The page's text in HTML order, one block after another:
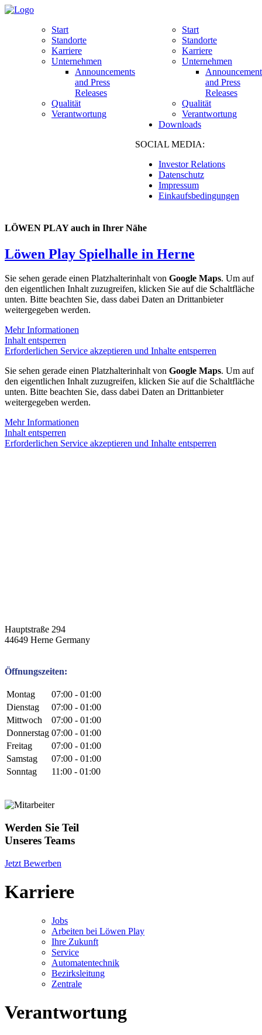
Start
Standorte
Karriere
Unternehmen
Announcements
and Press
Releases
Qualität
Verantwortung
Start
Standorte
Karriere
Unternehmen
and Press
Releases
Qualität
Verantwortung
Downloads
SOCIAL MEDIA:
Investor Relations
Datenschutz
Impressum
Einkaufsbedingungen
LÖWEN PLAY auch in Ihrer Nähe
Löwen Play Spielhalle in Herne
Sie sehen gerade einen Platzhalterinhalt von Google Maps. Um auf
den eigentlichen Inhalt zuzugreifen, klicken Sie auf die Schaltfläche
unten. Bitte beachten Sie, dass dabei Daten an Drittanbieter
weitergegeben werden.
Mehr Informationen
Inhalt entsperren
Erforderlichen Service akzeptieren und Inhalte entsperren
Sie sehen gerade einen Platzhalterinhalt von Google Maps. Um auf
den eigentlichen Inhalt zuzugreifen, klicken Sie auf die Schaltfläche
unten. Bitte beachten Sie, dass dabei Daten an Drittanbieter
weitergegeben werden.
Mehr Informationen
Inhalt entsperren
Erforderlichen Service akzeptieren und Inhalte entsperren
Hauptstraße 294
44649 Herne Germany
Öffnungszeiten:
Montag
07:00 - 01:00
Dienstag
07:00 - 01:00
Mittwoch
07:00 - 01:00
Donnerstag 07:00 - 01:00
Freitag
07:00 - 01:00
Samstag
07:00 - 01:00
Sonntag
11:00 - 01:00
Werden Sie Teil
Unseres Teams
Jetzt Bewerben
Karriere
Jobs
Arbeiten bei Löwen Play
Ihre Zukunft
Service
Automatentechnik
Bezirksleitung
Zentrale
Verantwortung